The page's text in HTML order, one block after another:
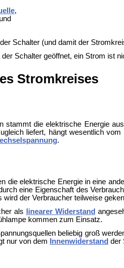
,
Schalter (und damit der
Schalter geöffnet, ein Strom ist
Stromkreises
stammt die elektrische Energie
liefert, hängt wesentlich
.
die elektrische Energie in eine
eine Eigenschaft des
der Verbraucher teilweise
als linearer Widerstand
kommen zum Einsatz.
beliebig groß
nur von dem Innenwiderstand der